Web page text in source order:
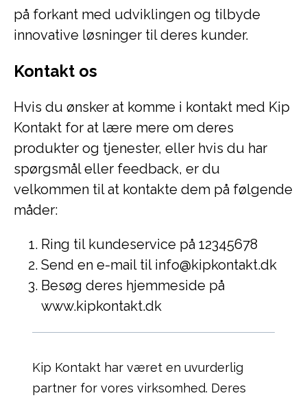
på forkant med udviklingen og tilbyde
innovative løsninger til deres kunder.
Kontakt os
Hvis du ønsker at komme i kontakt med Kip
Kontakt for at lære mere om deres
produkter og tjenester, eller hvis du har
spørgsmål eller feedback, er du
velkommen til at kontakte dem på følgende
måder:
Ring til kundeservice på 12345678
Send en e-mail til info@kipkontakt.dk
Besøg deres hjemmeside på
www.kipkontakt.dk
Kip Kontakt har været en uvurderlig
partner for vores virksomhed. Deres